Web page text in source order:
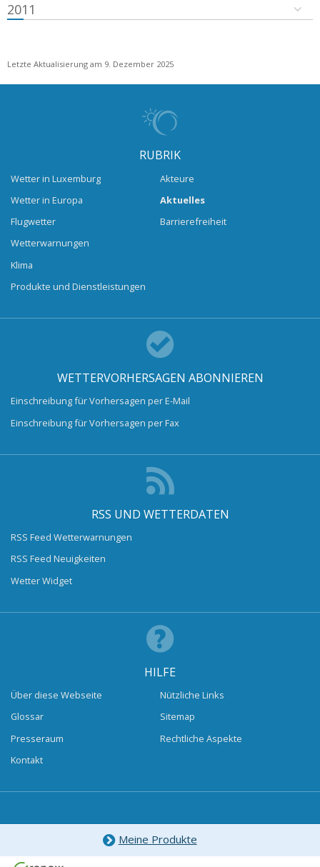
2011
Letzte Aktualisierung am 9. Dezember 2025
RUBRIK
Wetter in Luxemburg
Wetter in Europa
Flugwetter
Wetterwarnungen
Klima
Produkte und Dienstleistungen
Akteure
Aktuelles
Barrierefreiheit
WETTERVORHERSAGEN ABONNIEREN
Einschreibung für Vorhersagen per E-Mail
Einschreibung für Vorhersagen per Fax
RSS UND WETTERDATEN
RSS Feed Wetterwarnungen
RSS Feed Neuigkeiten
Wetter Widget
HILFE
Über diese Webseite
Glossar
Presseraum
Kontakt
Nützliche Links
Sitemap
Rechtliche Aspekte
Meine Produkte